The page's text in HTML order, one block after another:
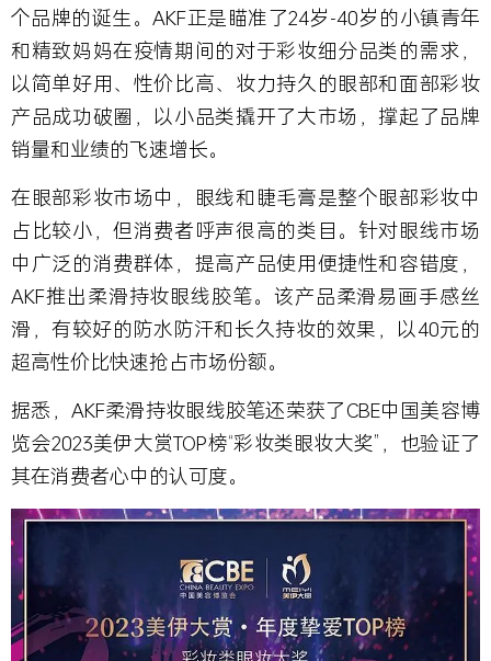
个品牌的诞生。AKF正是瞄准了24岁-40岁的小镇青年
和精致妈妈在疫情期间的对于彩妆细分品类的需求，
以简单好用、性价比高、妆力持久的眼部和面部彩妆
产品成功破圈，以小品类撬开了大市场，撑起了品牌
销量和业绩的飞速增长。
在眼部彩妆市场中，眼线和睫毛膏是整个眼部彩妆中
占比较小，但消费者呼声很高的类目。针对眼线市场
中广泛的消费群体，提高产品使用便捷性和容错度，
AKF推出柔滑持妆眼线胶笔。该产品柔滑易画手感丝
滑，有较好的防水防汗和长久持妆的效果，以40元的
超高性价比快速抢占市场份额。
据悉，AKF柔滑持妆眼线胶笔还荣获了CBE中国美容博
览会2023美伊大赏TOP榜“彩妆类眼妆大奖”，也验证了
其在消费者心中的认可度。